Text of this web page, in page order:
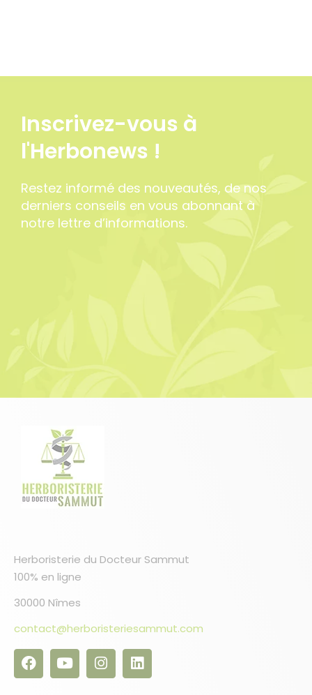
Inscrivez-vous à
l'Herbonews !
Restez informé des nouveautés, de nos
derniers conseils en vous abonnant à
notre lettre d’informations.
Herboristerie du Docteur Sammut
100% en ligne
30000 Nîmes
contact@herboristeriesammut.com